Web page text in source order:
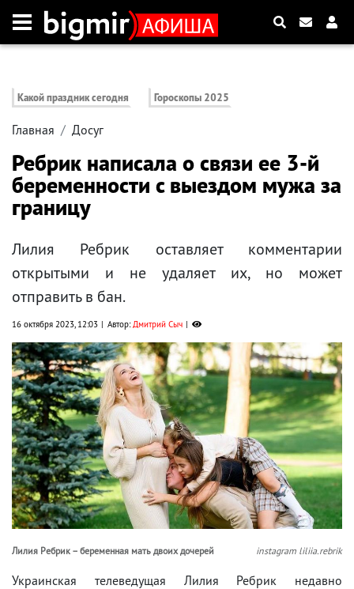
Какой праздник сегодня Гороскопы 2025
Главная Досуг
Ребрик написала о связи ее 3-й
беременности с выездом мужа за
границу
Лилия Ребрик оставляет комментарии
открытыми и не удаляет их, но может
отправить в бан.
16 октября 2023, 12:03 Автор:Дмитрий Сыч
Лилия Ребрик – беременная мать двоих дочерей instagram liliia.rebrik
Украинская телеведущая Лилия Ребрик недавно